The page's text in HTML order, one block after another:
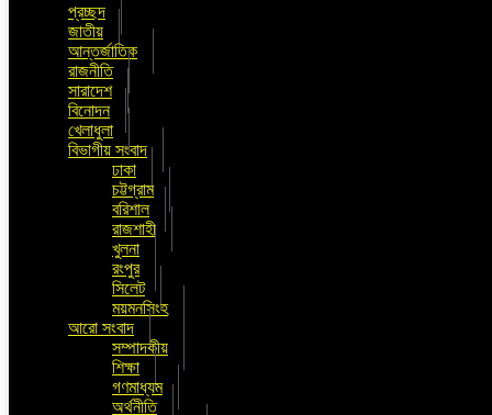
প্রচ্ছদ
জাতীয়
আন্তর্জাতিক
রাজনীতি
সারাদেশ
বিনোদন
খেলাধুলা
বিভাগীয় সংবাদ
ঢাকা
চট্টগ্রাম
বরিশাল
রাজশাহী
খুলনা
রংপুর
সিলেট
ময়মনসিংহ
আরো সংবাদ
সম্পাদকীয়
শিক্ষা
গণমাধ্যম
অর্থনীতি